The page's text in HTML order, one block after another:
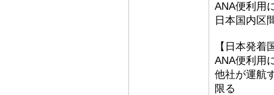
ANA便利用
日本国内区
【日本発着
ANA便利用
他社が運航
限る